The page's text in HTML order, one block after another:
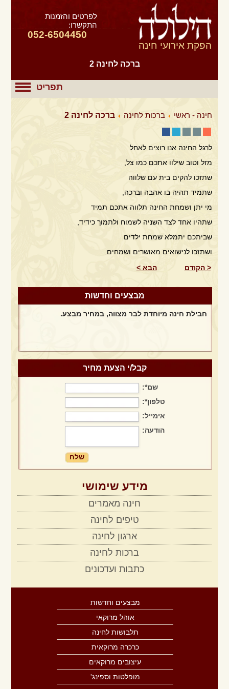
הפקת אירועי חינה
ברכה לחינה 2
לפרטים והזמנות
התקשרו:
052-6504450
תפריט
חינה - ראשי ברכות לחינה ברכה לחינה 2
לרגל החינה אנו רוצים לאחל
מזל וטוב שילוו אתכם כמו צל,
שתזכו להקים בית עם שלווה
שתמיד תהיה בו אהבה וברכה,
מי יתן ושמחת החינה תלווה אתכם תמיד
שתהיו אחד לצד השניה לשמוח ולתמוך כידיד,
שביתכם יתמלא שמחת ילדים
ושתזכו לנישואים מאושרים ושמחים.
< הקודם
הבא >
מבצעים וחדשות
מבצע הפקת חינה + תקליטן + מתופפים
חבילת חינה מיוחדת לבר מצווה, במחיר מבצע.
חבילה מושלמת במבצע מיוחד לחודש פברואר בלבד!!!!
קבל/י הצעת מחיר
שם*:
טלפון*:
אימייל:
הודעה:
מידע שימושי
חינה מאמרים
טיפים לחינה
ארגון לחינה
ברכות לחינה
כתבות ועדכונים
מבצעים וחדשות
אוהל מרוקאי
תלבושות לחינה
כרכרה מרוקאית
עיצובים מרוקאים
מופלטות וספינג'